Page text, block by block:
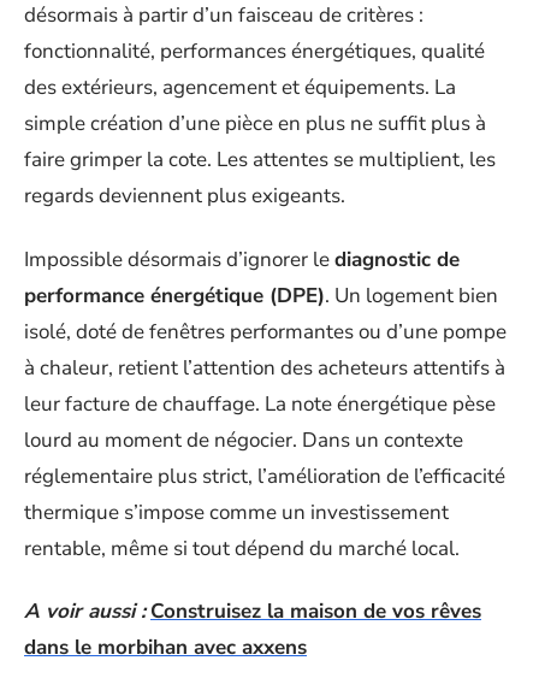
désormais à partir d’un faisceau de critères :
fonctionnalité, performances énergétiques, qualité
des extérieurs, agencement et équipements. La
simple création d’une pièce en plus ne suffit plus à
faire grimper la cote. Les attentes se multiplient, les
regards deviennent plus exigeants.
Impossible désormais d’ignorer lediagnostic de
performance énergétique (DPE). Un logement bien
isolé, doté de fenêtres performantes ou d’une pompe
à chaleur, retient l’attention des acheteurs attentifs à
leur facture de chauffage. La note énergétique pèse
lourd au moment de négocier. Dans un contexte
réglementaire plus strict, l’amélioration de l’efficacité
thermique s’impose comme un investissement
rentable, même si tout dépend du marché local.
A voir aussi : Construisez la maison de vos rêves
dans le morbihan avec axxens